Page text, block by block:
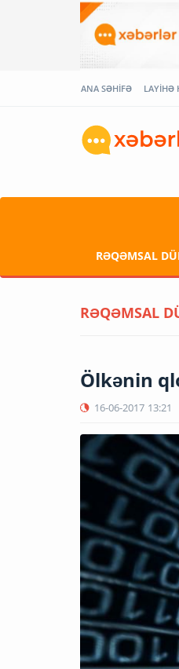
ANA SƏHİFƏ LAYİHƏ
RƏQƏMSAL
RƏQƏMSAL
Ölkənin
16-06-2017 13:21